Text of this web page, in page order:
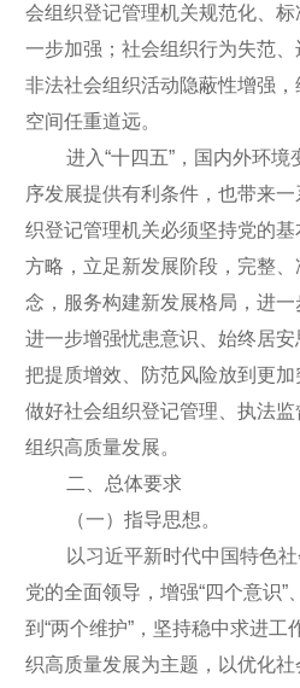
会组织登记管理机关规范化、
一步加强；社会组织行为失范、
非法社会组织活动隐蔽性增强
空间任重道远。
进入“十四五”，国内外环
序发展提供有利条件，也带来
织登记管理机关必须坚持党的
方略，立足新发展阶段，完整
念，服务构建新发展格局，进一
进一步增强忧患意识、始终居安
把提质增效、防范风险放到更
做好社会组织登记管理、执法
组织高质量发展。
二、总体要求
（一）指导思想。
以习近平新时代中国特色
党的全面领导，增强“四个意识”
到“两个维护”，坚持稳中求进工
织高质量发展为主题，以优化社